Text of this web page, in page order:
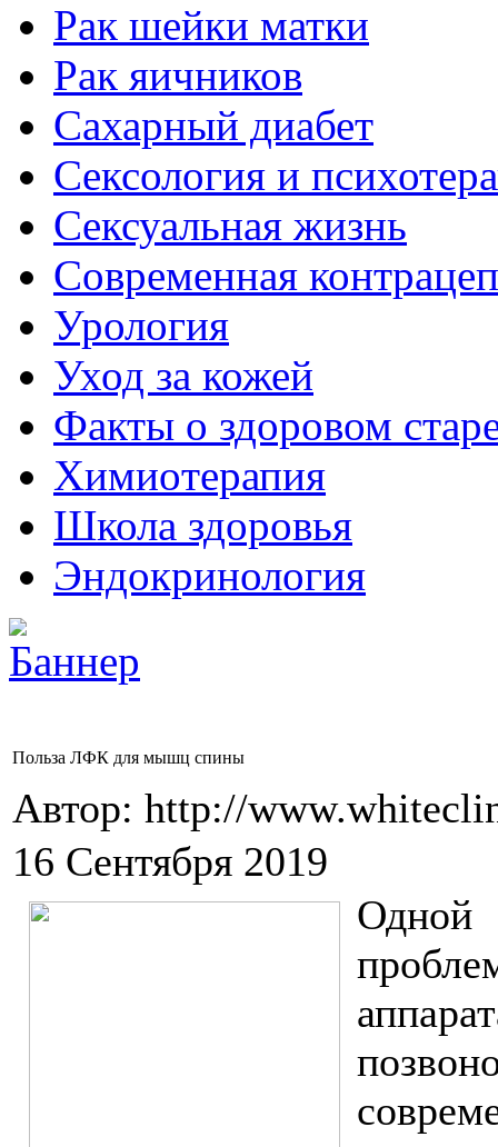
Рак шейки матки
Рак яичников
Сахарный диабет
Сексология и
Сексуальная жизнь
Современная
Урология
Уход за кожей
Факты о здоровом
Химиoтерапия
Школа здоровья
Эндокринология
Польза ЛФК для мышц спины
Автор: http://
16 Сентября 2019
Одной